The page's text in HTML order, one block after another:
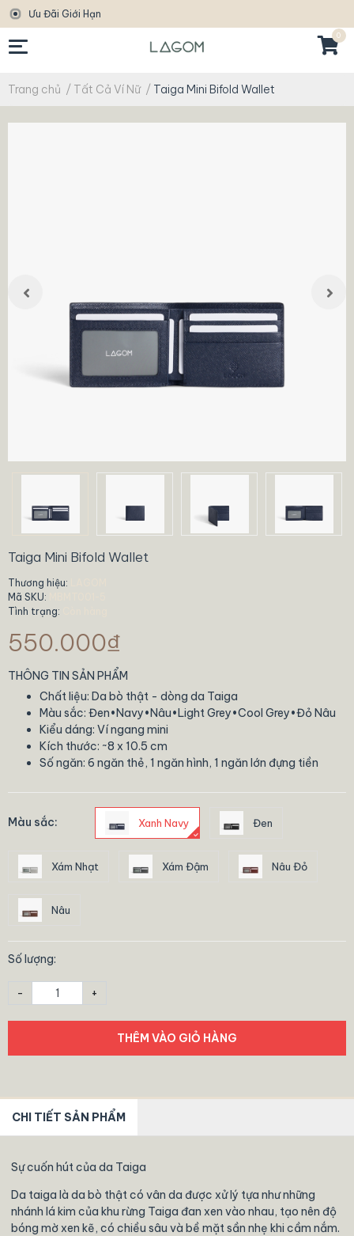
Ưu Đãi Giới Hạn
0
Trang chủ / Tất Cả Ví Nữ / Taiga Mini Bifold Wallet
Taiga Mini Bifold Wallet
Thương hiệu:
Mã SKU:
Tình trạng:
550.000₫
THÔNG TIN SẢN PHẨM
Chất liệu: Da bò thật - dòng da Taiga
Màu sắc: Đen•Navy•Nâu•Light Grey•Cool Grey•Đỏ Nâu
Kiểu dáng: Ví ngang mini
Kích thước: ~8 x 10.5 cm
Số ngăn: 6 ngăn thẻ, 1 ngăn hình, 1 ngăn lớn đựng tiền
Màu sắc: Xanh Navy Đen
Xám Nhạt Xám Đậm Nâu Đỏ
Nâu
Số lượng:
- +
THÊM VÀO GIỎ HÀNG
CHI TIẾT SẢN PHẨM
Sự cuốn hút của da Taiga
Da taiga là da bò thật có vân da được xử lý tựa như những
nhánh lá kim của khu rừng Taiga đan xen vào nhau, tạo nên độ
bóng mờ xen kẽ, có chiều sâu và bề mặt sần nhẹ khi cầm nắm.